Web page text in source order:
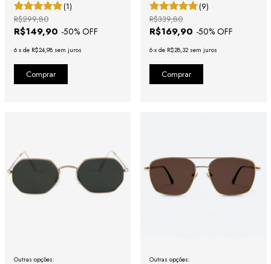
(1)
R$149,90 -50% OFF
R$299,80
6 x de R$24,98 sem juros
(9)
R$169,90 -50% OFF
R$339,80
6 x de R$28,32 sem juros
Outras opções: Outras opções: